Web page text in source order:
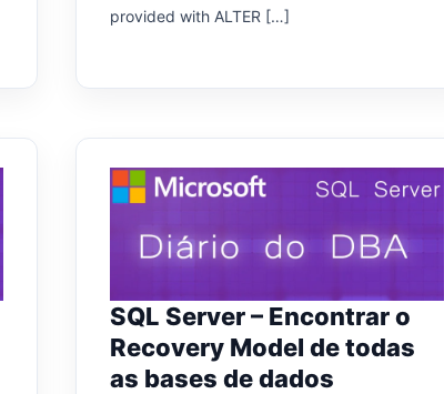
provided with ALTER […]
SQL Server – Encontrar o
Recovery Model de todas
as bases de dados